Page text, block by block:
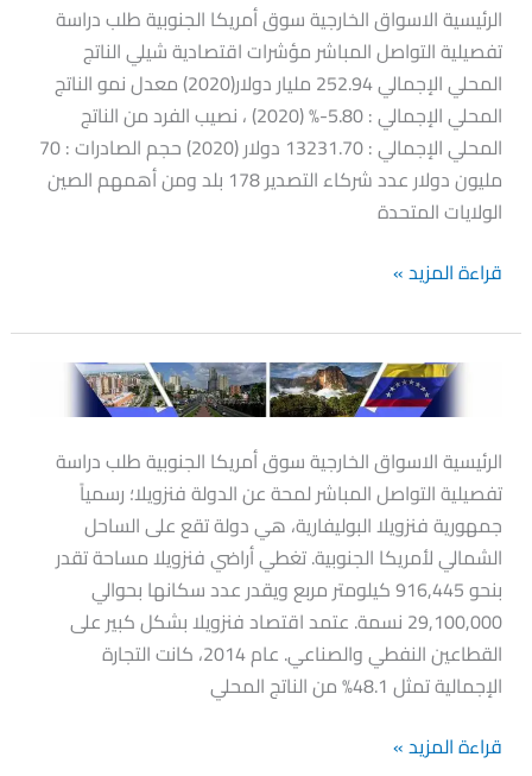
الرئيسية الاسواق الخارجية سوق أمريكا الجنوبية طلب دراسة
تفصيلية التواصل المباشر مؤشرات اقتصادية شيلي الناتج
المحلي الإجمالي 252.94 مليار دولار(2020) معدل نمو الناتج
المحلي الإجمالي : 5.80-% (2020) ، نصيب الفرد من الناتج
المحلي الإجمالي : 13231.70 دولار (2020) حجم الصادرات : 70
مليون دولار عدد شركاء التصدير 178 بلد ومن أهمهم الصين
الولايات المتحدة
قراءة المزيد »
الرئيسية الاسواق الخارجية سوق أمريكا الجنوبية طلب دراسة
تفصيلية التواصل المباشر لمحة عن الدولة فنزويلا‏؛ رسمياً
جمهورية فنزويلا البوليفارية، هي دولة تقع على الساحل
الشمالي لأمريكا الجنوبية. تغطي أراضي فنزويلا مساحة تقدر
بنحو 916,445 كيلومتر مربع ويقدر عدد سكانها بحوالي
29,100,000 نسمة. عتمد اقتصاد فنزويلا بشكل كبير على
القطاعين النفطي والصناعي. عام 2014، كانت التجارة
الإجمالية تمثل 48.1% من الناتج المحلي
فنزويلا
قراءة المزيد »